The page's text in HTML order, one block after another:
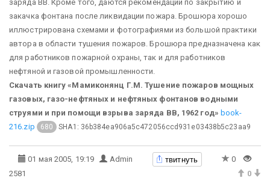
заряда ВВ. Кроме того, даются рекомендации по закрытию и
закачка фонтана после ликвидации пожара. Брошюра хорошо
иллюстрирована схемами и фото­графиями из большой практики
автора в области ту­шения пожаров. Брошюра предназначена как
для работников пожар­ной охраны, так и для работников
нефтяной и газовой промышленности.
Скачать книгу «Мамиконянц Г.М. Тушение пожаров мощных
газовых, газо-нефтяных и нефтяных фонтанов водными
струями и при помощи взрыва заряда ВВ, 1962 год» book-
216.zip
680 SHA1: 36b384ea906a5c472056ccd931e03438b5c23aa9
01 мая 2005, 19:19 Admin твитнуть
0
2581
0